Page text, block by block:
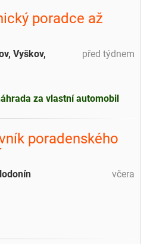
poradce až
před týdnem
Vyškov,
za vlastní automobil
poradenského
včera